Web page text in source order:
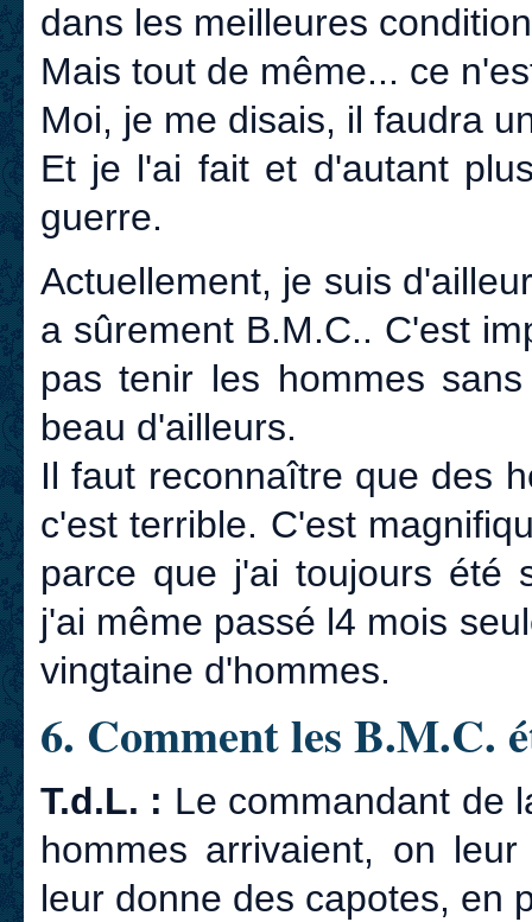
dans les meilleures
Mais tout de même... ce
Moi, je me disais, il faudra
Et je l'ai fait et d'autant
guerre.
Actuellement, je suis
a sûrement B.M.C.. C'est
pas tenir les hommes
beau d'ailleurs.
Il faut reconnaître que des
c'est terrible. C'est
parce que j'ai toujours été
j'ai même passé l4 mois
vingtaine d'hommes.
6. Comment les B.M.C.
T.d.L. : Le commandant de
hommes arrivaient, on
leur donne des capotes, en